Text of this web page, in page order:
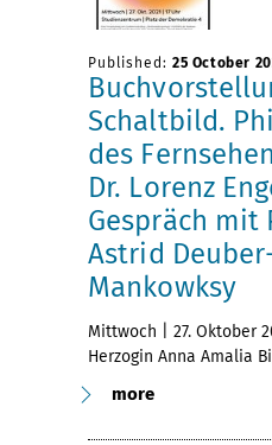
Published: 25 October
Schaltbild.
des
Dr. Lorenz
Gespräch mit
Astrid
Mankowksy
Mittwoch | 27. Oktober
Herzogin Anna Amalia
more